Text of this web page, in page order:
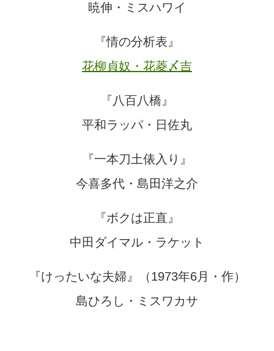
暁伸・ミスハワイ
『情の分析表』
花柳貞奴・花菱〆吉
『八百八橋』
平和ラッパ・日佐丸
『一本刀土俵入り』
今喜多代・島田洋之介
『ボクは正直』
中田ダイマル・ラケット
『けったいな夫婦』（1973年6月・作）
島ひろし・ミスワカサ